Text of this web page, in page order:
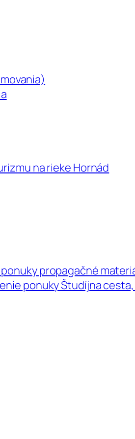
na rieke Hornád
ponuky propagačné
ponuky Študíjna